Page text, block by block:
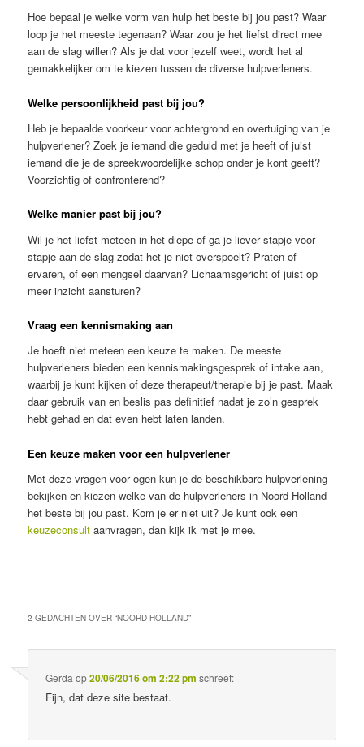
Hoe bepaal je welke vorm van hulp het beste bij jou past? Waar
loop je het meeste tegenaan? Waar zou je het liefst direct mee
aan de slag willen? Als je dat voor jezelf weet, wordt het al
gemakkelijker om te kiezen tussen de diverse hulpverleners.
Welke persoonlijkheid past bij jou?
Heb je bepaalde voorkeur voor achtergrond en overtuiging van je
hulpverlener? Zoek je iemand die geduld met je heeft of juist
iemand die je de spreekwoordelijke schop onder je kont geeft?
Voorzichtig of confronterend?
Welke manier past bij jou?
Wil je het liefst meteen in het diepe of ga je liever stapje voor
stapje aan de slag zodat het je niet overspoelt? Praten of
ervaren, of een mengsel daarvan? Lichaamsgericht of juist op
meer inzicht aansturen?
Vraag een kennismaking aan
Je hoeft niet meteen een keuze te maken. De meeste
hulpverleners bieden een kennismakingsgesprek of intake aan,
waarbij je kunt kijken of deze therapeut/therapie bij je past. Maak
daar gebruik van en beslis pas definitief nadat je zo’n gesprek
hebt gehad en dat even hebt laten landen.
Een keuze maken voor een hulpverlener
Met deze vragen voor ogen kun je de beschikbare hulpverlening
bekijken en kiezen welke van de hulpverleners in Noord-Holland
het beste bij jou past. Kom je er niet uit? Je kunt ook een
keuzeconsult aanvragen, dan kijk ik met je mee.
2 GEDACHTEN OVER “NOORD-HOLLAND”
Gerda op20/06/2016 om 2:22 pm schreef:
Fijn, dat deze site bestaat.